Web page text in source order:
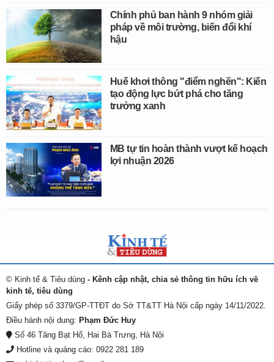
Chính phủ ban hành 9 nhóm giải
pháp về môi trường, biến đổi khí
hậu
Huế khơi thông "điểm nghẽn": Kiến
tạo động lực bứt phá cho tăng
trưởng xanh
MB tự tin hoàn thành vượt kế hoạch
lợi nhuận 2026
© Kinh tế & Tiêu dùng - Kênh cập nhật, chia sẻ thông tin hữu ích về
kinh tế, tiêu dùng
Giấy phép số 3379/GP-TTĐT do Sở TT&TT Hà Nội cấp ngày 14/11/2022.
Điều hành nội dung: Phạm Đức Huy
Số 46 Tăng Bạt Hổ, Hai Bà Trưng, Hà Nội
Hotline và quảng cáo: 0922 281 189